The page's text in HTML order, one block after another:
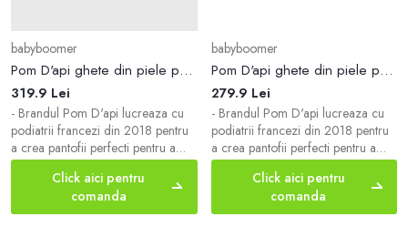
babyboomer
Pom D'api ghete din piele pentru copii CITY LOCK culoarea maro
319.9 Lei
- Brandul Pom D'api lucreaza cu
podiatrii francezi din 2018 pentru
a crea pantofii perfecti pentru a
face primii pasi. - Deschidere larga
pentru incaltarea usoara a
pantofilor. - Brantul din piele este
confortabil pentru picior si previne
Click aici pentru
comanda
babyboomer
Pom D'api ghete din piele pentru copii SID HI STUD culoarea negru
279.9 Lei
- Brandul Pom D'api lucreaza cu
podiatrii francezi din 2018 pentru
a crea pantofii perfecti pentru a
face primii pasi. - Deschidere larga
pentru incaltarea usoara a
pantofilor. - Ochiurile din dantela
sunt fara nichel. - Urechea din
Click aici pentru
comanda